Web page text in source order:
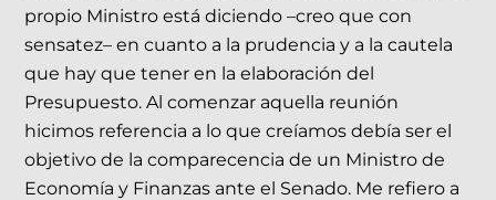
propio Ministro está diciendo –creo que con
sensatez– en cuanto a la prudencia y a la cautela
que hay que tener en la elaboración del
Presupuesto. Al comenzar aquella reunión
hicimos referencia a lo que creíamos debía ser el
objetivo de la comparecencia de un Ministro de
Economía y Finanzas ante el Senado. Me refiero a